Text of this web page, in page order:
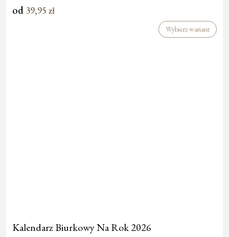
od 39,95 zł
Wybierz wariant
Kalendarz Biurkowy Na Rok 2026